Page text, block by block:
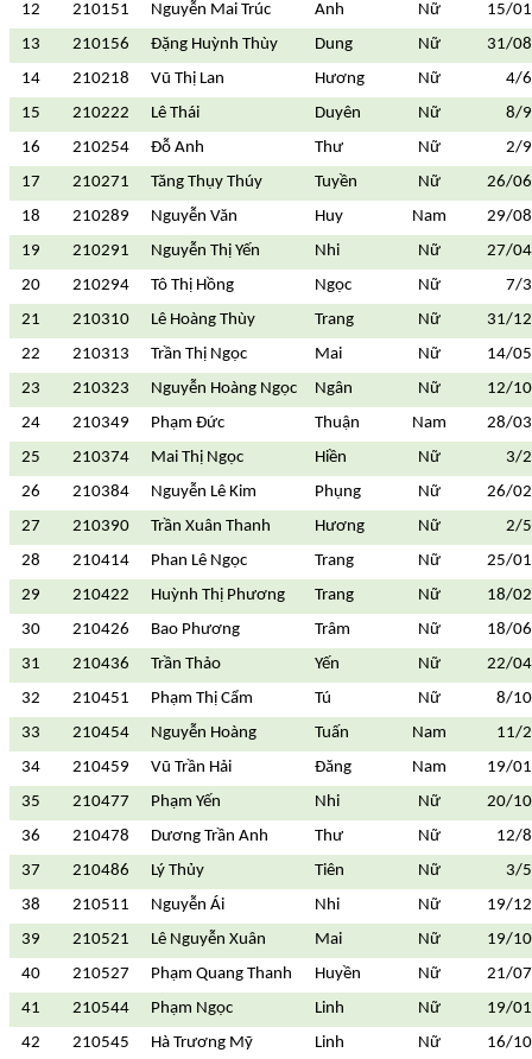
12
210151 Nguyễn Mai Trúc Anh Nữ
15/
13
210156 Đặng Huỳnh Thùy Dung Nữ
31/
14
210218 Vũ Thị Lan Hương Nữ
4/
15
210222 Lê Thái Duyên Nữ
8/
16
210254 Đỗ Anh Thư Nữ
2/
17
210271 Tăng Thụy Thúy Tuyền Nữ
26/
18
210289 Nguyễn Văn Huy Nam
29/
19
210291 Nguyễn Thị Yến Nhi Nữ
27/
20
210294 Tô Thị Hồng Ngọc Nữ
7/
21
210310 Lê Hoàng Thùy Trang Nữ
31/
22
210313 Trần Thị Ngọc Mai Nữ
14/
23
210323 Nguyễn Hoàng Ngọc Ngân Nữ
12/
24
210349 Phạm Đức Thuận Nam
28/
25
210374 Mai Thị Ngọc Hiền Nữ
3/
26
210384 Nguyễn Lê Kim Phụng Nữ
26/
27
210390 Trần Xuân Thanh Hương Nữ
2/
28
210414 Phan Lê Ngọc Trang Nữ
25/
29
210422 Huỳnh Thị Phương Trang Nữ
18/
30
210426 Bao Phương Trâm Nữ
18/
31
210436 Trần Thảo Yến Nữ
22/
32
210451 Phạm Thị Cẩm Tú Nữ
8/
33
210454 Nguyễn Hoàng Tuấn Nam
11/
34
210459 Vũ Trần Hải Đăng Nam
19/
35
210477 Phạm Yến Nhi Nữ
20/
36
210478 Dương Trần Anh Thư Nữ
12/
37
210486 Lý Thủy Tiên Nữ
3/
38
210511 Nguyễn Ái Nhi Nữ
19/
39
210521 Lê Nguyễn Xuân Mai Nữ
19/
40
210527 Phạm Quang Thanh Huyền Nữ
21/
41
210544 Phạm Ngọc Linh Nữ
19/
42
210545 Hà Trương Mỹ Linh Nữ 16/